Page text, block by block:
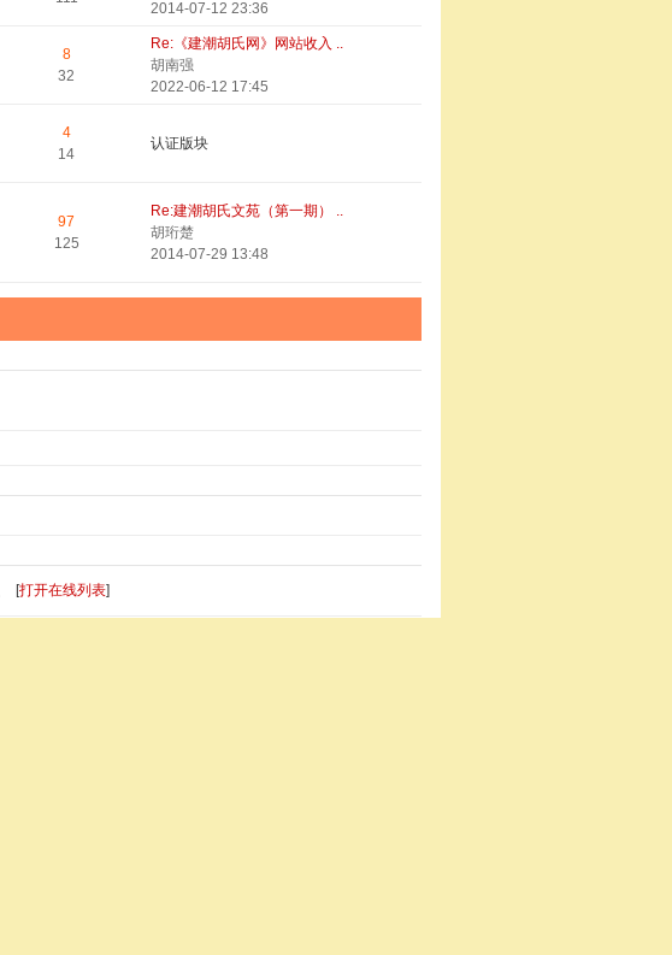
2014-07-12 23:36
8
32
Re:《建潮胡氏网》网站收入 ..
胡南强
2022-06-12 17:45
4
14
认证版块
97
125
Re:建潮胡氏文苑（第一期） ..
胡珩楚
2014-07-29 13:48
[打开在线列表]